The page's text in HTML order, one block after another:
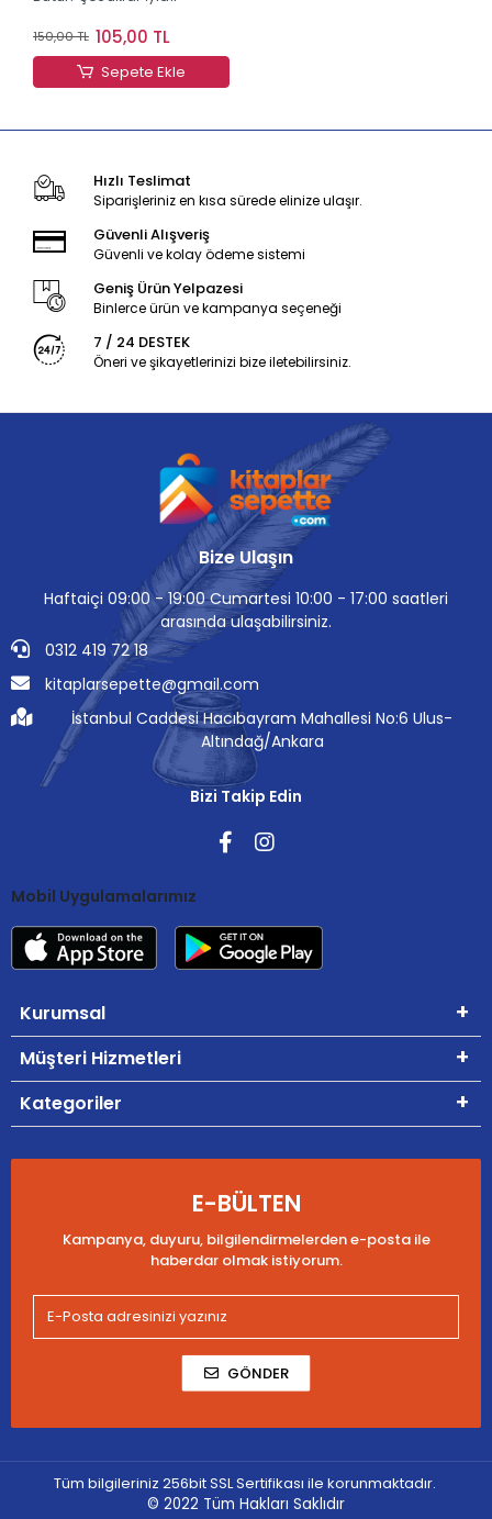
150,00 TL 105,00 TL
Sepete Ekle
Hızlı Teslimat
Siparişleriniz en kısa sürede elinize ulaşır.
Güvenli Alışveriş
Güvenli ve kolay ödeme sistemi
Geniş Ürün Yelpazesi
Binlerce ürün ve kampanya seçeneği
7 / 24 DESTEK
Öneri ve şikayetlerinizi bize iletebilirsiniz.
Bize Ulaşın
Haftaiçi 09:00 - 19:00 Cumartesi 10:00 - 17:00 saatleri
arasında ulaşabilirsiniz.
0312 419 72 18
kitaplarsepette@gmail.com
İstanbul Caddesi Hacıbayram Mahallesi No:6 Ulus-
Altındağ/Ankara
Bizi Takip Edin
Mobil Uygulamalarımız
Kurumsal
Müşteri Hizmetleri
Kategoriler
E-BÜLTEN
Kampanya, duyuru, bilgilendirmelerden e-posta ile
haberdar olmak istiyorum.
GÖNDER
Tüm bilgileriniz 256bit SSL Sertifikası ile korunmaktadır.
© 2022 Tüm Hakları Saklıdır